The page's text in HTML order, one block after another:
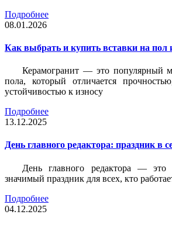
Подробнее
08.01.2026
Как выбрать и купить вставки на пол
Керамогранит — это популярный
пола, который отличается
устойчивостью к износу
Подробнее
13.12.2025
День главного редактора: праздник в
День главного редактора —
значимый праздник для всех, кто
Подробнее
04.12.2025